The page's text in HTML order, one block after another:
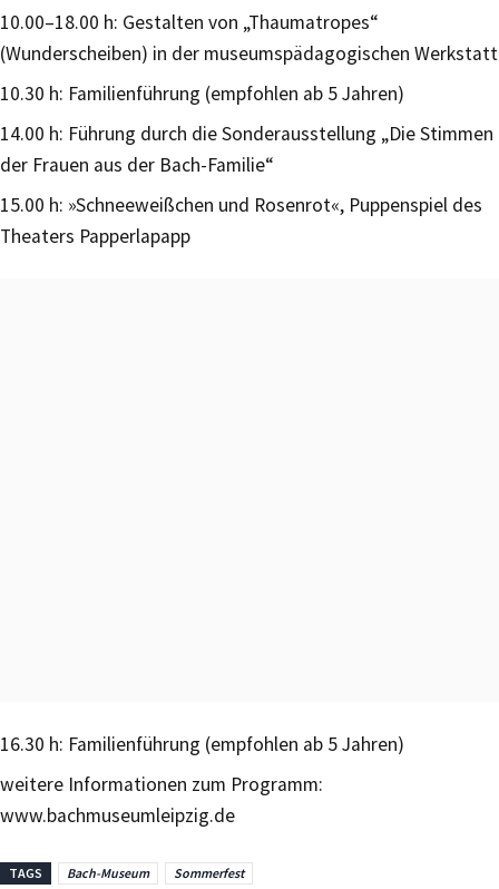
10.00–18.00 h: Gestalten von „Thaumatropes“
(Wunderscheiben) in der museumspädagogischen Werkstatt
10.30 h: Familienführung (empfohlen ab 5 Jahren)
14.00 h: Führung durch die Sonderausstellung „Die Stimmen
der Frauen aus der Bach-Familie“
15.00 h: »Schneeweißchen und Rosenrot«, Puppenspiel des
Theaters Papperlapapp
16.30 h: Familienführung (empfohlen ab 5 Jahren)
weitere Informationen zum Programm:
www.bachmuseumleipzig.de
TAGS Bach-Museum Sommerfest